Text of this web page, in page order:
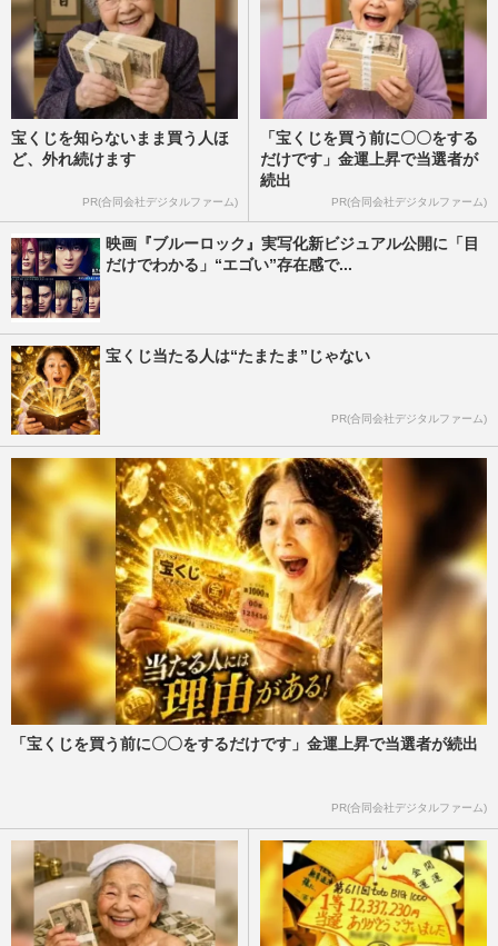
宝くじを知らないまま買う人ほ
ど、外れ続けます
PR(合同会社デジタルファーム)
「宝くじを買う前に〇〇をする
だけです」金運上昇で当選者が
続出
PR(合同会社デジタルファーム)
映画『ブルーロック』実写化新ビジュアル公開に「目
だけでわかる」“エゴい”存在感で...
宝くじ当たる人は“たまたま”じゃない
PR(合同会社デジタルファーム)
「宝くじを買う前に〇〇をするだけです」金運上昇で当選者が続出
PR(合同会社デジタルファーム)